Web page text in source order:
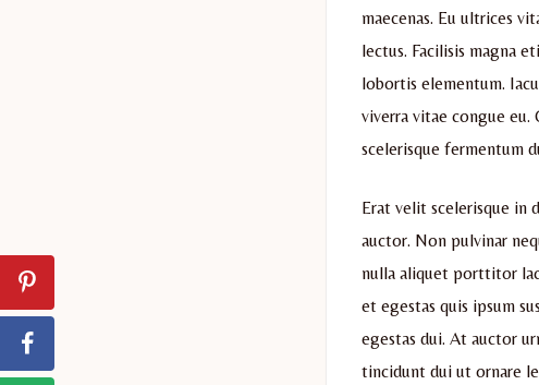
maecenas. Eu ultrices
lectus. Facilisis magna
lobortis elementum.
viverra vitae congue eu.
scelerisque fermentum
Erat velit scelerisque in
auctor. Non pulvinar
nulla aliquet porttitor
et egestas quis ipsum
egestas dui. At auctor
tincidunt dui ut ornare